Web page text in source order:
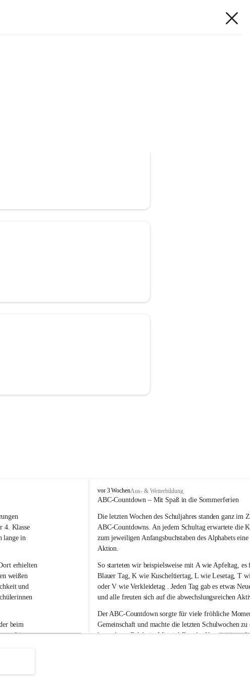
4. Klasse
lange in
erhielten
weißen
und
beim
die 4.
traditionelle
V
o
k
s
s
c
u
l
L
a
u
b
e
g
vor 3 WochenAus- & Weiterbildung
ABC-Countdown – Mit Spaß in die Sommerferien
Die letzten Wochen des Schuljahres standen ganz im
ABC-Countdowns. An jedem Schultag erwartete die
zum jeweiligen Anfangsbuchstaben des Alphabets
Aktion.
So starteten wir beispielsweise mit A wie Apfeltag, es
Blauer Tag, K wie Kuscheltiertag, L wie Lesetag, T
oder V wie Verkleidetag . Jeden Tag gab es etwas
und alle freuten sich auf die abwechslungsreichen
Der ABC-Countdown sorgte für viele fröhliche
Gemeinschaft und machte die letzten Schulwochen
besonderen Erlebnis. Mit viel Freude, Kreativität und